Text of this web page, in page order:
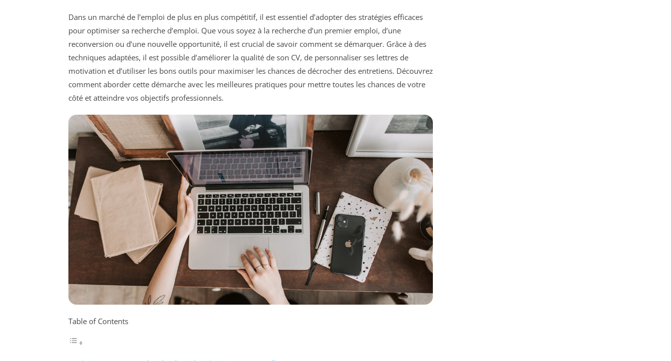
Dans un marché de l’emploi de plus en plus compétitif, il est essentiel d’adopter des stratégies efficaces
pour optimiser sa recherche d’emploi. Que vous soyez à la recherche d’un premier emploi, d’une
reconversion ou d’une nouvelle opportunité, il est crucial de savoir comment se démarquer. Grâce à des
techniques adaptées, il est possible d’améliorer la qualité de son CV, de personnaliser ses lettres de
motivation et d’utiliser les bons outils pour maximiser les chances de décrocher des entretiens. Découvrez
comment aborder cette démarche avec les meilleures pratiques pour mettre toutes les chances de votre
côté et atteindre vos objectifs professionnels.
Table of Contents